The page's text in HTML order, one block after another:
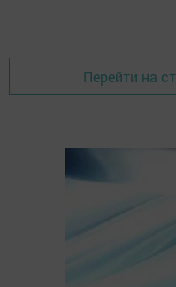
Перейти на